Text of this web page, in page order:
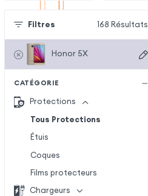
Filtres 168 Résultats
Honor 5X
CATÉGORIE
Protections
Tous Protections
Étuis
Coques
Films protecteurs
Chargeurs